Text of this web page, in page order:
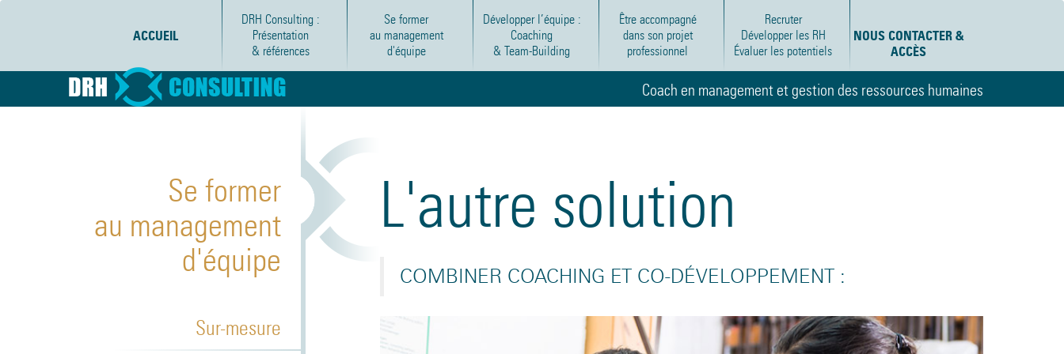
ACCUEIL
DRH Consulting :
Présentation
& références
Se former
au management
d'équipe
Développer l’équipe :
Coaching
& Team-Building
Être accompagné
dans son projet
professionnel
Recruter
Développer les RH
Évaluer les potentiels
NOUS CONTACTER &
ACCÈS
Coach en management et gestion des ressources humaines
Se former
au management
d'équipe
Sur-mesure
L'autre solution
COMBINER COACHING ET CO-DÉVELOPPEMENT :